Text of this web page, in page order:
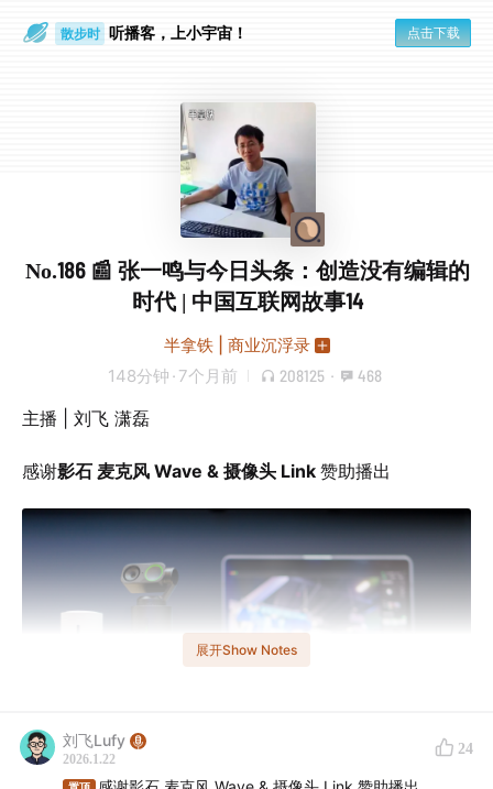
散步时 听播客，上小宇宙！ 点击下载
No.186 📰 张一鸣与今日头条：创造没有编辑的
时代 | 中国互联网故事14
半拿铁 | 商业沉浮录
148分钟 · 7个月前 208125 · 468
主播 | 刘飞 潇磊
感谢影石 麦克风 Wave & 摄像头 Link 赞助播出
展开Show Notes
刘飞Lufy
2026.1.22
24